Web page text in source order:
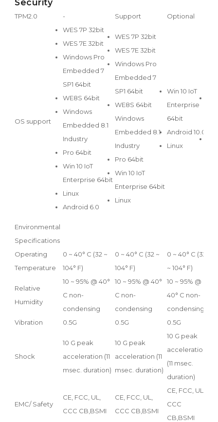
Security
TPM2.0 - Support Optional
OS support
WES 7P 32bit
WES 7E 32bit
Windows Pro
Embedded 7
SP1 64bit
WE8S 64bit
Windows
Embedded 8.1
Industry
Pro 64bit
Win 10 IoT
Enterprise 64bit
Linux
Android 6.0
WES 7P 32bit
WES 7E 32bit
Windows Pro
Embedded 7
SP1 64bit
WE8S 64bit
Windows
Embedded 8.1
Industry
Pro 64bit
Win 10 IoT
Enterprise 64bit
Linux
Win 10 IoT
Enterprise
64bit
Android 10.0
Linux
Environmental
Specifications
Operating
Temperature
0 ~ 40° C (32 ~
104° F)
0 ~ 40° C (32 ~
104° F)
0 ~ 40° C (32
~ 104° F)
Relative
Humidity
10 ~ 95% @ 40°
C non-
condensing
10 ~ 95% @ 40°
C non-
condensing
10 ~ 95% @
40° C non-
condensing
Vibration
0.5G 0.5G 0.5G
Shock
10 G peak
acceleration (11
msec. duration)
10 G peak
acceleration (11
msec. duration)
10 G peak
acceleration
(11 msec.
duration)
EMC/ Safety
CE, FCC, UL,
CCC CB,BSMI
CE, FCC, UL,
CCC CB,BSMI
CE, FCC, UL,
CCC
CB,BSMI